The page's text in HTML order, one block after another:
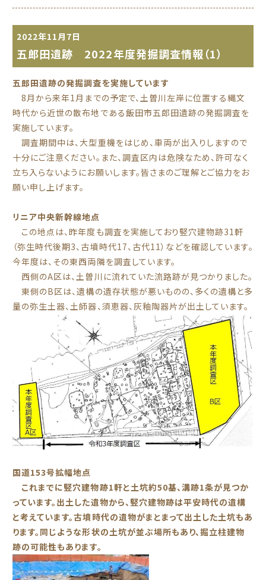
2022年11月7日
五郎田遺跡 2022年度発掘調査情報（1）
五郎田遺跡の発掘調査を実施しています
8月から来年1月までの予定で、土曽川左岸に位置する縄文
時代から近世の散布地である飯田市五郎田遺跡の発掘調査を
実施しています。
調査期間中は、大型重機をはじめ、車両が出入りしますので
十分にご注意ください。また、調査区内は危険なため、許可なく
立ち入らないようにお願いします。皆さまのご理解とご協力をお
願い申し上げます。
リニア中央新幹線地点
この地点は、昨年度も調査を実施しており竪穴建物跡31軒
（弥生時代後期3、古墳時代17、古代11）などを確認しています。
今年度は、その東西両隣を調査しています。
西側のA区は、土曽川に流れていた流路跡が見つかりました。
東側のB区は、遺構の遺存状態が悪いものの、多くの遺構と多
量の弥生土器、土師器、須恵器、灰釉陶器片が出土しています。
国道153号拡幅地点
これまでに竪穴建物跡1軒と土坑約50基、溝跡1条が見つか
っています。出土した遺物から、竪穴建物跡は平安時代の遺構
と考えています。古墳時代の遺物がまとまって出土した土坑もあ
ります。同じような形状の土坑が並ぶ場所もあり、掘立柱建物
跡の可能性もあります。